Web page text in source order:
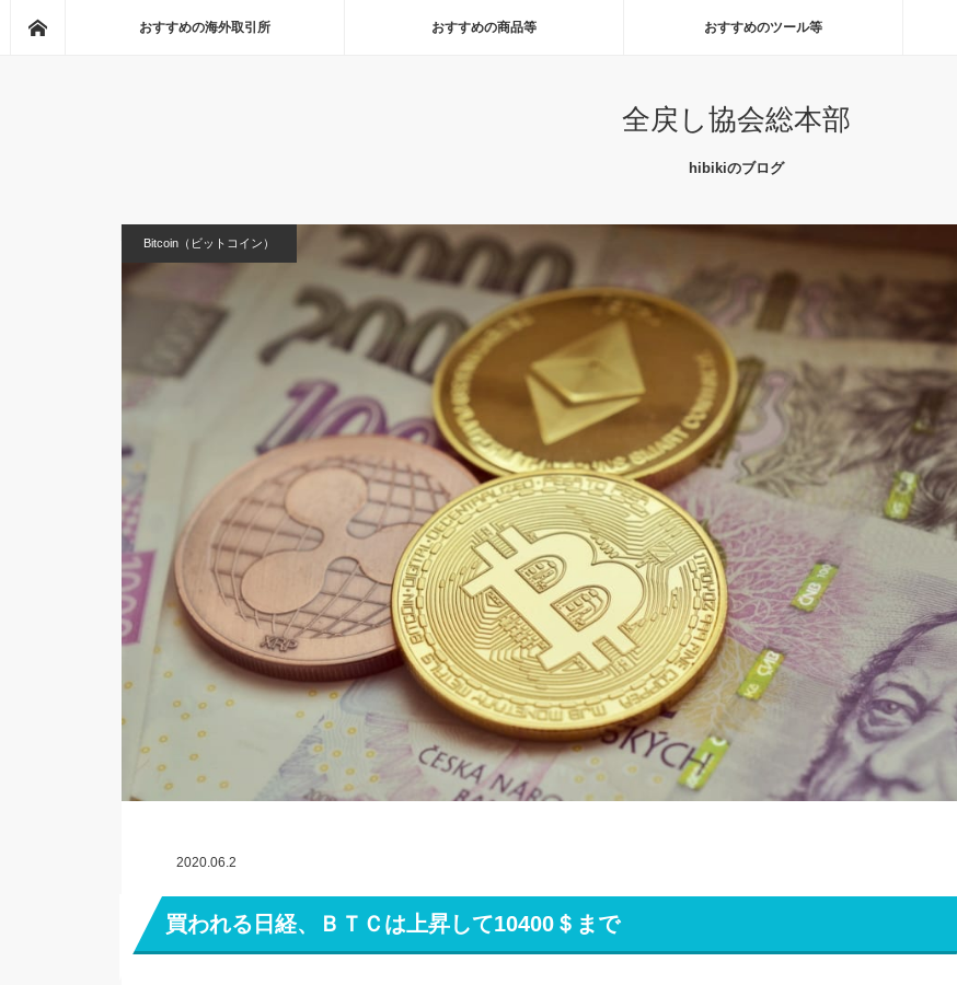
おすすめの海外取引所 おすすめの商品等 おすすめのツール等
全戻し協会総本部
hibikiのブログ
Bitcoin（ビットコイン） 買われる日経、ＢＴＣは上昇して10400＄まで
Bitcoin（ビットコイン）
2020.06.2
買われる日経、ＢＴＣは上昇して10400＄まで